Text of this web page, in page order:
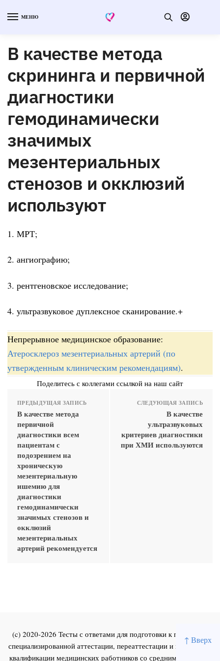
↑ Вверх
МЕНЮ
В качестве метода
скрининга и первичной
диагностики
гемодинамически
значимых
мезентериальных
стенозов и окклюзий
используют
1. МРТ;
2. ангиографию;
3. рентгеновское исследование;
4. ультразвуковое дуплексное сканирование.+
Непрерывное медицинское образование:
Атеросклероз мезентериальных артерий (по
утвержденным клиническим рекомендациям).
Поделитесь с коллегами ссылкой на наш сайт
ПРЕДЫДУЩАЯ ЗАПИСЬ
В качестве метода
первичной
диагностики всем
пациентам с
подозрением на
хроническую
мезентериальную
ишемию для
диагностики
гемодинамически
значимых стенозов и
окклюзий
мезентериальных
артерий рекомендуется
СЛЕДУЮЩАЯ ЗАПИСЬ
В качестве
ультразвуковых
критериев диагностики
при ХМИ используются
(c) 2020-2026 Тесты с ответами для подготовки к первичной
специализированной аттестации, переаттестации и повышения
квалификации медицинских работников со средним и высшим